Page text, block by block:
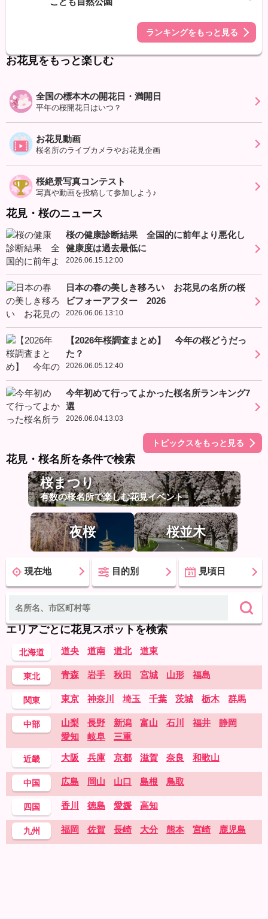
ランキングをもっと見る
お花見をもっと楽しむ
全国の標本木の開花日・満開日
平年の桜開花日はいつ？
お花見動画
桜名所のライブカメラやお花見企画
桜絶景写真コンテスト
写真や動画を投稿して参加しよう♪
花見・桜のニュース
桜の健康診断結果 全国的に前年より悪化し
健康度は過去最低に
2026.06.15.12:00
日本の春の美しき移ろい お花見の名所の桜
ビフォーアフター 2026
2026.06.06.13:10
【2026年桜調査まとめ】 今年の桜どうだっ
た？
2026.06.05.12:40
今年初めて行ってよかった桜名所ランキング7
選
2026.06.04.13:03
トピックスをもっと見る
花見・桜名所を条件で検索
桜まつり
有数の桜名所で楽しむ花見イベント
夜桜 桜並木
現在地 目的別 見頃日
エリアごとに花見スポットを検索
北海道 道央 道南 道北 道東
東北 青森 岩手 秋田 宮城 山形 福島
関東 東京 神奈川 埼玉 千葉 茨城 栃木 群馬
中部 山梨 長野 新潟 富山 石川 福井
静岡
愛知
岐阜 三重
近畿 大阪 兵庫 京都 滋賀 奈良 和歌山
中国 広島 岡山 山口 島根 鳥取
四国 香川 徳島 愛媛 高知
九州 福岡 佐賀 長崎 大分 熊本 宮崎 鹿児島